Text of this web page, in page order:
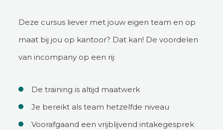
Deze cursus liever met jouw eigen team en op
maat bij jou op kantoor? Dat kan! De voordelen
van incompany op een rij:
De training is altijd maatwerk
Je bereikt als team hetzelfde niveau
Voorafgaand een vrijblijvend intakegesprek